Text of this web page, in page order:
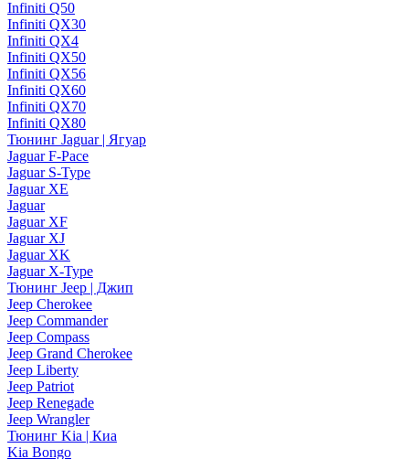
Infiniti Q50
Infiniti QX30
Infiniti QX4
Infiniti QX50
Infiniti QX56
Infiniti QX60
Infiniti QX70
Infiniti QX80
Тюнинг Jaguar | Ягуар
Jaguar F-Pace
Jaguar S-Type
Jaguar XE
Jaguar
Jaguar XF
Jaguar XJ
Jaguar XK
Jaguar X-Type
Тюнинг Jeep | Джип
Jeep Cherokee
Jeep Commander
Jeep Compass
Jeep Grand Cherokee
Jeep Liberty
Jeep Patriot
Jeep Renegade
Jeep Wrangler
Тюнинг Kia | Киа
Kia Bongo